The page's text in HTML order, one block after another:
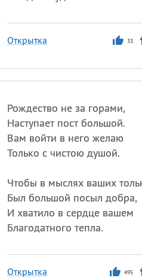
Открытка 33
Рождество не за горами,
Наступает пост большой.
Вам войти в него желаю
Только с чистою душой.
Чтобы в мыслях ваших
Был большой посыл добра,
И хватило в сердце вашем
Благодатного тепла.
Открытка 495